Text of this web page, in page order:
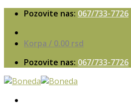
Skip
content
Pozovite nas: 067/733-7726
Korpa / 0.00 rsd
Pozovite nas: 067/733-7726